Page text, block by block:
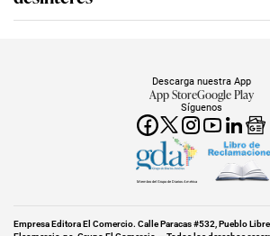
Síguenos
Descarga nuestra App
App StoreGoogle Play
Miembro del Grupo de Diarios América
Empresa Editora El Comercio. Calle Paracas #532, Pueblo